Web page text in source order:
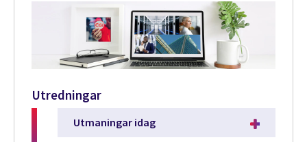
Utredningar
Utmaningar idag